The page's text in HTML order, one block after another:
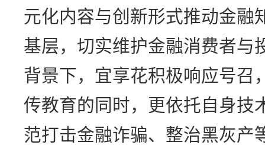
元化内容与创新形式推动金融
基层，切实维护金融消费者与
背景下，宜享花积极响应号召
传教育的同时，更依托自身技
范打击金融诈骗、整治黑灰产